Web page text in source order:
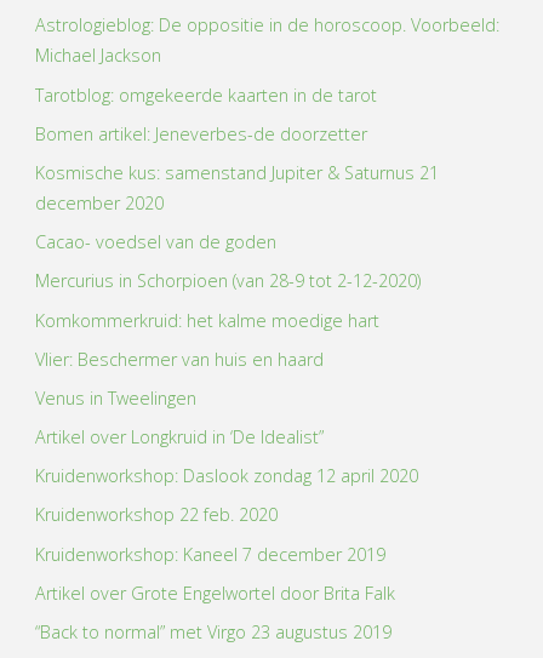
Astrologieblog: De oppositie in de horoscoop. Voorbeeld:
Michael Jackson
Tarotblog: omgekeerde kaarten in de tarot
Bomen artikel: Jeneverbes-de doorzetter
Kosmische kus: samenstand Jupiter & Saturnus 21
december 2020
Cacao- voedsel van de goden
Mercurius in Schorpioen (van 28-9 tot 2-12-2020)
Komkommerkruid: het kalme moedige hart
Vlier: Beschermer van huis en haard
Venus in Tweelingen
Artikel over Longkruid in ‘De Idealist”
Kruidenworkshop: Daslook zondag 12 april 2020
Kruidenworkshop 22 feb. 2020
Kruidenworkshop: Kaneel 7 december 2019
Artikel over Grote Engelwortel door Brita Falk
“Back to normal” met Virgo 23 augustus 2019